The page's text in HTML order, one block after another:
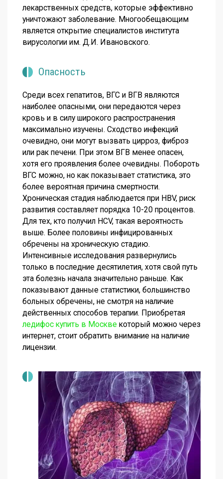
лекарственных средств, которые эффективно
уничтожают заболевание. Многообещающим
является открытие специалистов института
вирусологии им. Д.И. Ивановского.
Опасность
Среди всех гепатитов, ВГС и ВГВ являются
наиболее опасными, они передаются через
кровь и в силу широкого распространения
максимально изучены. Сходство инфекций
очевидно, они могут вызвать цирроз, фиброз
или рак печени. При этом ВГВ менее опасен,
хотя его проявления более очевидны. Побороть
ВГС можно, но как показывает статистика, это
более вероятная причина смертности.
Хроническая стадия наблюдается при HBV, риск
развития составляет порядка 10-20 процентов.
Для тех, кто получил HCV, такая вероятность
выше. Более половины инфицированных
обречены на хроническую стадию.
Интенсивные исследования развернулись
только в последние десятилетия, хотя свой путь
эта болезнь начала значительно раньше. Как
показывают данные статистики, большинство
больных обречены, не смотря на наличие
действенных способов терапии. Приобретая
ледифос купить в Москве который можно через
интернет, стоит обратить внимание на наличие
лицензии.